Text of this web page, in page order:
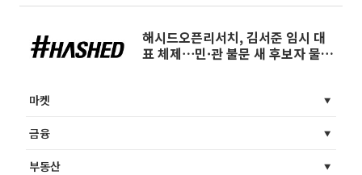
해시드오픈리서치, 김서준 임시 대
표 체제⋯민·관 불문 새 후보자 물
마켓
금융
부동산